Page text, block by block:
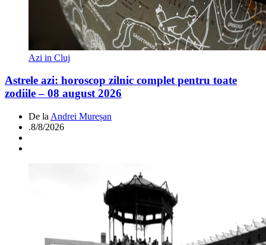
Azi in Cluj
Astrele azi: horoscop zilnic complet pentru toate
zodiile – 08 august 2026
De la Andrei Mureșan
.8/8/2026